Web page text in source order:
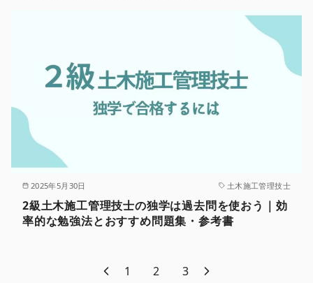
2025年5月30日 土木施工管理技士
2級土木施工管理技士の独学は過去問を使おう｜効
率的な勉強法とおすすめ問題集・参考書
1 2 3